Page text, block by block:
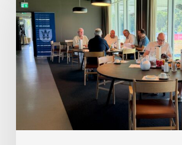
ordinær
generalforsamling
2026